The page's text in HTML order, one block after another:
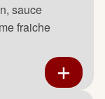
sauce
fraiche